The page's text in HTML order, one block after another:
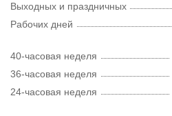
Рабочих дней
Выходных и праздничных
40-часовая неделя
36-часовая неделя
24-часовая неделя